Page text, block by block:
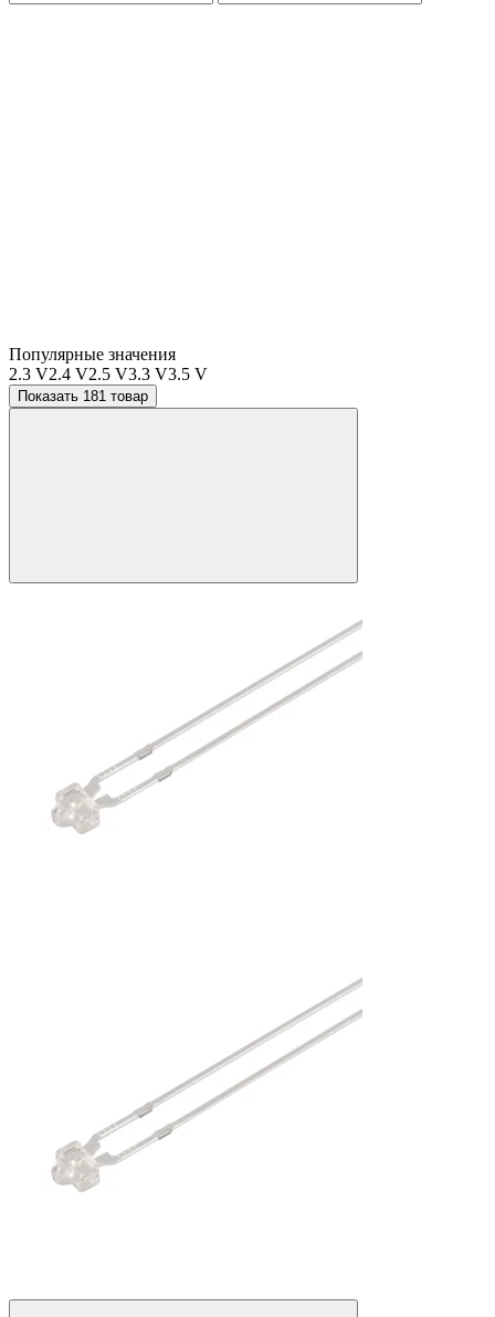
Популярные значения
2.3 V2.4 V2.5 V3.3 V3.5 V
Показать 181 товар